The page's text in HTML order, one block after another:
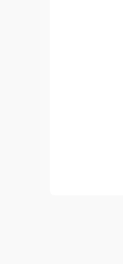
蔣萬安的建